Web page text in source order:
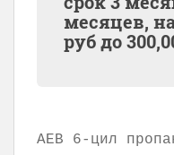
месяцев,
руб до
AEB 6-цил